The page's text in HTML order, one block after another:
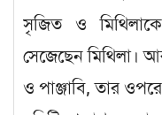
সৃজিত ও
সেজেছেন মিথিলা।
ও পাঞ্জাবি, তার